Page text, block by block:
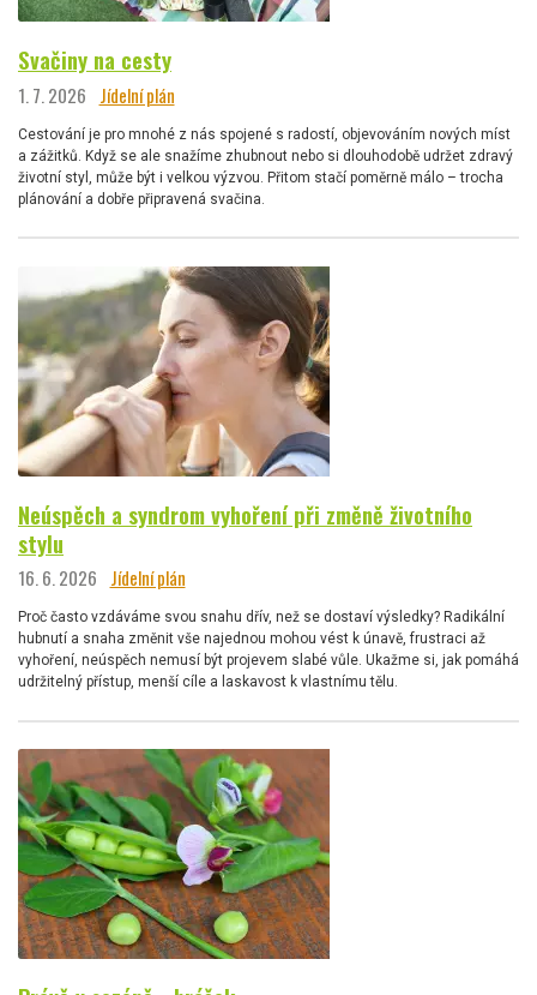
Svačiny na cesty
1. 7. 2026 Jídelní plán
Cestování je pro mnohé z nás spojené s radostí, objevováním nových míst
a zážitků. Když se ale snažíme zhubnout nebo si dlouhodobě udržet zdravý
životní styl, může být i velkou výzvou. Přitom stačí poměrně málo – trocha
plánování a dobře připravená svačina.
Neúspěch a syndrom vyhoření při změně životního
stylu
16. 6. 2026 Jídelní plán
Proč často vzdáváme svou snahu dřív, než se dostaví výsledky? Radikální
hubnutí a snaha změnit vše najednou mohou vést k únavě, frustraci až
vyhoření, neúspěch nemusí být projevem slabé vůle. Ukažme si, jak pomáhá
udržitelný přístup, menší cíle a laskavost k vlastnímu tělu.